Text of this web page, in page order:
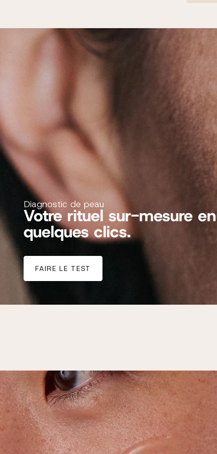
Diagnostic de peau
Votre rituel sur-mesure en
quelques clics.
FAIRE LE TEST